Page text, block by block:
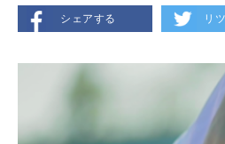
シェアする リ